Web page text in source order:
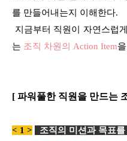
를 만들어내는지 이해한다.
지금부터 직원이 자연스럽
는 조직 차원의 Action Item
[ 파워풀한 직원을 만드는
< 1 > 조직의 미션과 목표